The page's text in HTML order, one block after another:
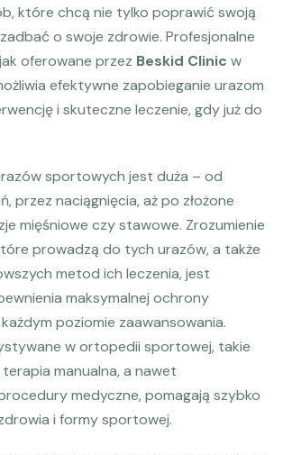
które chcą nie tylko poprawić swoją
o swoje zdrowie. Profesjonalne
oferowane przez Beskid Clinic w
efektywne zapobieganie urazom
i skuteczne leczenie, gdy już do
sportowych jest duża – od
przez naciągnięcia, aż po złożone
mięśniowe czy stawowe. Zrozumienie
prowadzą do tych urazów, a także
metod ich leczenia, jest
maksymalnej ochrony
poziomie zaawansowania.
w ortopedii sportowej, takie
terapia manualna, a nawet
medyczne, pomagają szybko
i formy sportowej.